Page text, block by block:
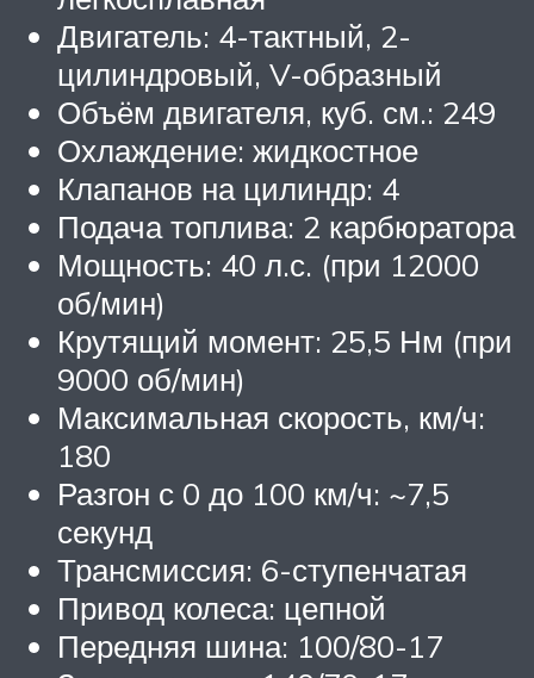
Двигатель: 4-тактный, 2-
цилиндровый, V-образный
Объём двигателя, куб. см.: 249
Охлаждение: жидкостное
Клапанов на цилиндр: 4
Подача топлива: 2 карбюратора
Мощность: 40 л.с. (при 12000
об/мин)
Крутящий момент: 25,5 Нм (при
9000 об/мин)
Максимальная скорость, км/ч:
180
Разгон с 0 до 100 км/ч: ~7,5
секунд
Трансмиссия: 6-ступенчатая
Привод колеса: цепной
Передняя шина: 100/80-17